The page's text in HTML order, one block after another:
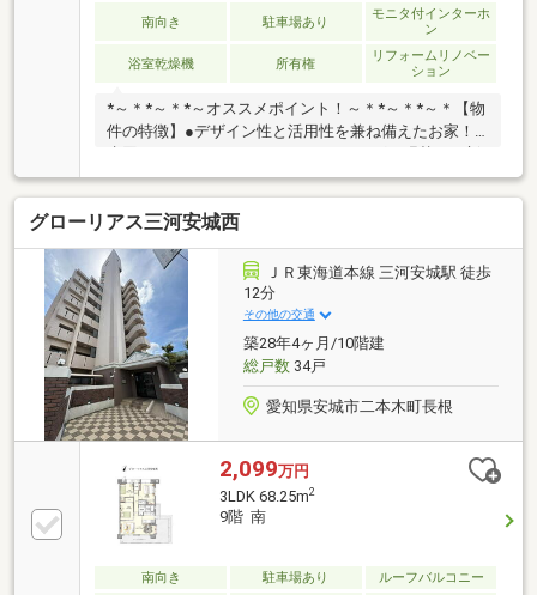
南向き 駐車場あり
モニタ付インターホ
ン
浴室乾燥機 所有権
リフォームリノベー
ション
*～＊*～＊*～オススメポイント！～＊*～＊*～＊【物
件の特徴】●デザイン性と活用性を兼ね備えたお家！●
しい空間へ生まれ変わっています。●書斎やウォーク
インクローゼットあると嬉しいものを搭載！●各居室
収納付きのためお部屋はスッキリ片付きます。【周辺
環境】■JR「三河安城」駅まで徒歩約8分のため通勤・
通学に便利です。■スーパーやドラッグストアなどが
近く便利な住環境です。お気軽にお問い合わせくださ
い！！
グローリアス三河安城西
ＪＲ東海道本線 三河安城駅 徒歩
12分
その他の交通
築28年4ヶ月/10階建
総戸数34戸
愛知県安城市二本木町長根
2,099万円
3LDK 68.25m2
9階 南
南向き 駐車場あり
ルーフバルコニー